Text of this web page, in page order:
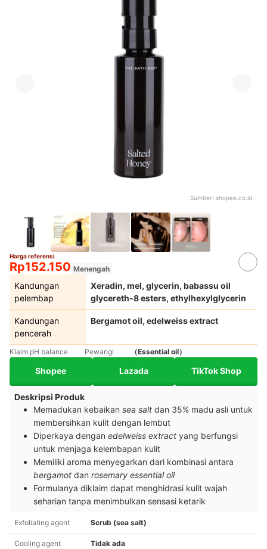
Sumber: shopee.co.id
Harga referensi
Rp152.150 Menengah
Kandungan
pelembap
Xeradin, mel, glycerin, babassu oil
glycereth-8 esters, ethylhexylglycerin
Kandungan
pencerah
Bergamot oil, edelweiss extract
Klaim pH balance Pewangi （Essential oil）
Shopee Lazada TikTok Shop
Deskripsi Produk
Memadukan kebaikan sea salt dan 35% madu asli untuk
membersihkan kulit dengan lembut
Diperkaya dengan edelweiss extract yang berfungsi
untuk menjaga kelembapan kulit
Memiliki aroma menyegarkan dari kombinasi antara
bergamot dan rosemary essential oil
Formulanya diklaim dapat menghidrasi kulit wajah
seharian tanpa menimbulkan sensasi ketarik
Exfoliating agent Scrub (sea salt)
Cooling agent Tidak ada